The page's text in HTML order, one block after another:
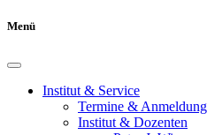
Menü
Institut & Service
Termine & Anmeldung
Institut & Dozenten